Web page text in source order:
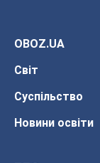
OBOZ.UA
Світ
Суспільство
Новини освіти